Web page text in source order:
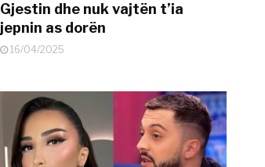
Gjestin dhe nuk vajtën t’ia
jepnin as dorën
16/04/2025